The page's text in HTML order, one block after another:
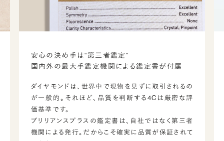
安心の決め手は“第三者鑑定”
国内外の最大手鑑定機関による鑑定書が付属
ダイヤモンドは、世界中で現物を見ずに取引されるの
が一般的。それほど、品質を判断する4Cは厳密な評
価基準です。
ブリリアンスプラスの鑑定書は、自社ではなく第三者
機関による発行。だからこそ確実に品質が保証されて